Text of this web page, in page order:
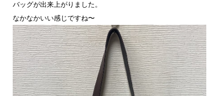
バッグが出来上がりました。
なかなかいい感じですね〜